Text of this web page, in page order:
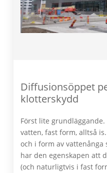
Diffusionsöppet
klotterskydd
Först lite
vatten, fast form, alltså
och i form av vattenånga
har den egenskapen att
(och naturligtvis i fast